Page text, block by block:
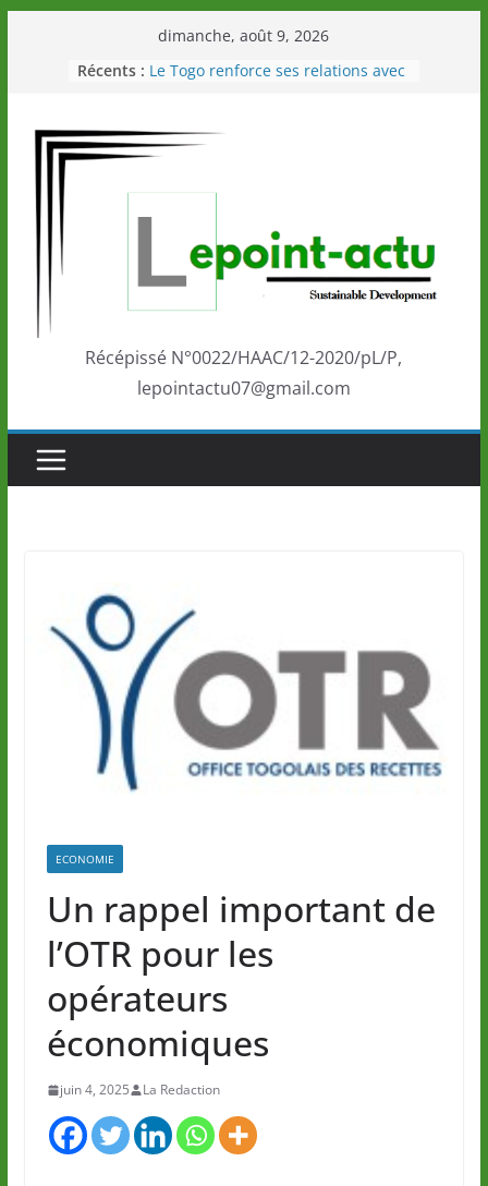
dimanche, août 9, 2026
Récents : Le Togo renforce ses relations avec
Éléphants en Côte d’Ivoire
LOTO DETENTE”, un nouveau tirage
marque de confiance au Togo sur
la scène internationale au-delà des
performances de ses athlètes
Togo: Que retenir de la politique
éducation et de l’ambition de
Récépissé N°0022/HAAC/12-2020/pL/P,
lepointactu07@gmail.com
ECONOMIE
Un rappel important de
l’OTR pour les
opérateurs
économiques
juin 4, 2025 La Redaction